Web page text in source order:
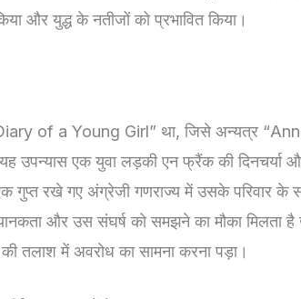
और युद्ध के नतीजों को प्रभावित किया।
Diary of a Young Girl” था, जिसे अन्यत्र
उपन्यास एक युवा लड़की एन फ्रैंक की दिनचर्या
गुप्त रखे गए अंग्रेजी गणराज्य में उसके परिवार के
और उस संघर्ष को समझने का मौका मिलता
तलाश में अवरोध का सामना करना पड़ा।